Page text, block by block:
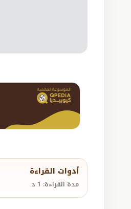
أدوات القراءة
مدة القراءة: 1 د